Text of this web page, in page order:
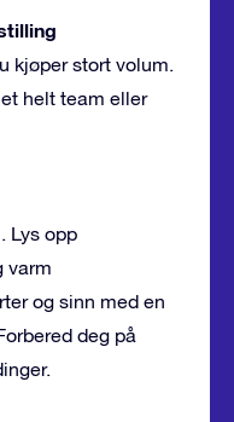
kjøper stort volum.
helt team eller
Lys opp
varm
og sinn med en
deg på